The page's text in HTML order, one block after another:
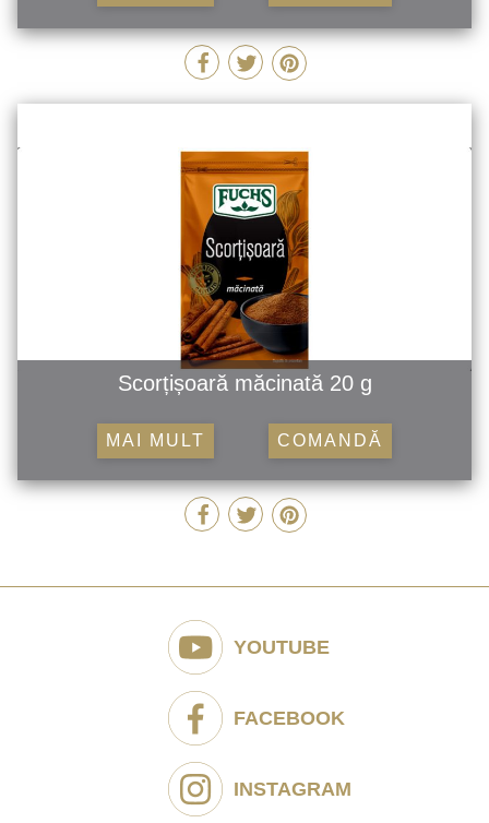
Scorțișoară măcinată 20 g
MAI MULT COMANDĂ
YOUTUBE
FACEBOOK
INSTAGRAM